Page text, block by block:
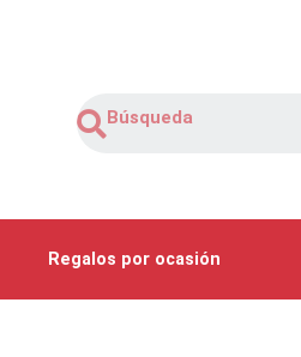
Regalos por ocasión